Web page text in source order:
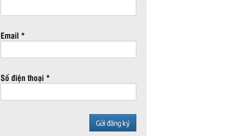
Email *
Số điện thoại *